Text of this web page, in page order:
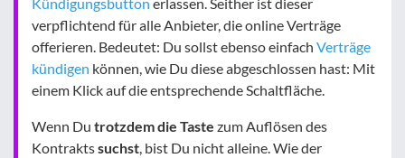
verpflichtend für alle Anbieter, die online Verträge
offerieren. Bedeutet: Du sollst ebenso einfach Verträge
kündigen können, wie Du diese abgeschlossen hast: Mit
einem Klick auf die entsprechende Schaltfläche.
Wenn Du trotzdem die Taste zum Auflösen des
Kontraktssuchst, bist Du nicht alleine. Wie der